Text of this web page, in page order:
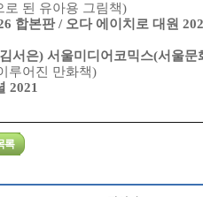
로 된 유아용 그림책)
합본판 / 오다 에이치로 대원
서은) 서울미디어코믹스(서울문
루어진 만화책)
2021